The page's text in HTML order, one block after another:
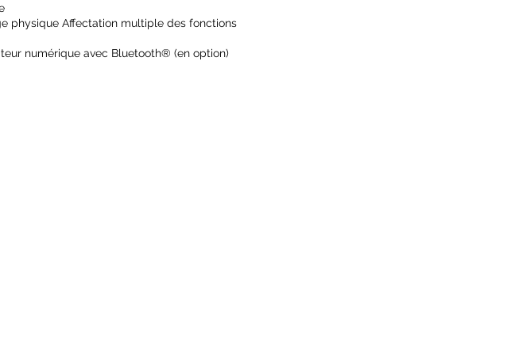
physique Affectation multiple des fonctions
numérique avec Bluetooth® (en option)